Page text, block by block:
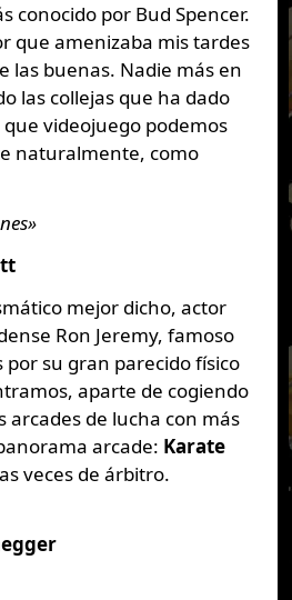
conocido por Bud Spencer.
que amenizaba mis tardes
las buenas. Nadie más en
las collejas que ha dado
que videojuego podemos
naturalmente, como
mejor dicho, actor
Ron Jeremy, famoso
su gran parecido físico
aparte de cogiendo
arcades de lucha con más
arcade: Karate
veces de árbitro.